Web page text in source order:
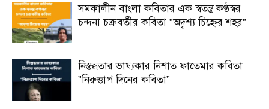
সমকালীন বাংলা কবিতার এক স্বতন্ত্র কণ্ঠস্বর
চন্দনা চক্রবর্তীর কবিতা ”অদৃশ্য চিহ্নের শহর”
নিস্তব্ধতার ভাষ্যকার নিশাত ফাতেমার কবিতা
”নিরুত্তাপ দিনের কবিতা”